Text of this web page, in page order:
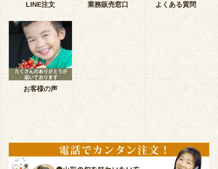
LINE注文 業務販売窓口 よくある質問
お客様の声